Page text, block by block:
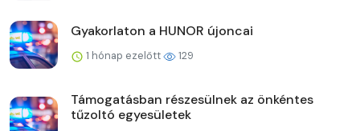
Gyakorlaton a HUNOR újoncai
1 hónap ezelőtt 129
Támogatásban részesülnek az önkéntes
tűzoltó egyesületek